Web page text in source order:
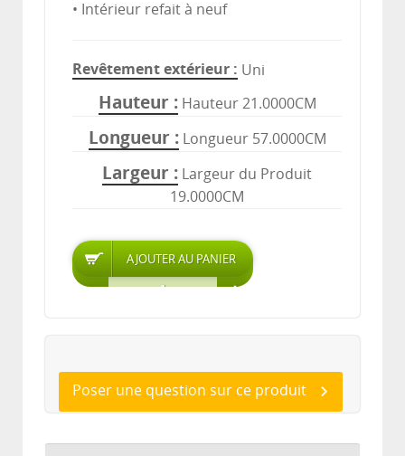
• Intérieur refait à neuf
Revêtement extérieur Uni
Hauteur Hauteur 21.0000CM
Longueur Longueur 57.0000CM
Largeur
Largeur du Produit
19.0000CM
Poser une question sur ce produit